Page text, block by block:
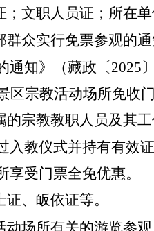
文职人员证；所在
群众实行免票参观的
知》（藏政〔2025〕
区宗教活动场所免收
宗教教职人员及其
教仪式并持有有效
受门票全免优惠。
、皈依证等。
动场所有关的游览参